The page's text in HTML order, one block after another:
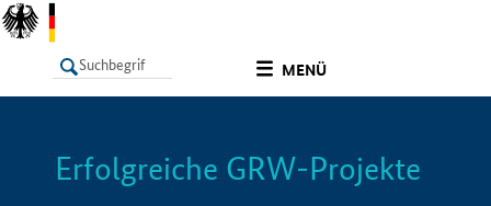
MENÜ
LISTE Info
Erfolgreiche GRW-Projekte